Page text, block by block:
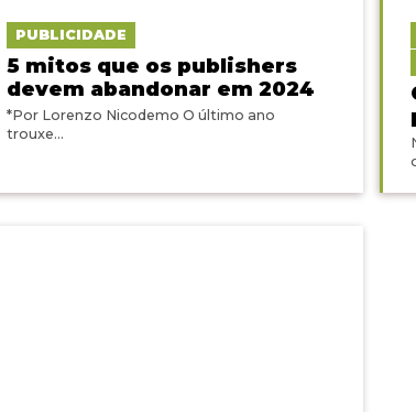
PUBLICIDADE
5 mitos que os publishers
devem abandonar em 2024
*Por Lorenzo Nicodemo O último ano
trouxe...